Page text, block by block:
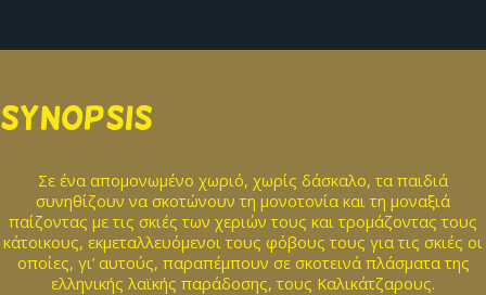
SYNOPSIS
Σε ένα απομονωμένο χωριό, χωρίς δάσκαλο, τα παιδιά
συνηθίζουν να σκοτώνουν τη μονοτονία και τη μοναξιά
παίζοντας με τις σκιές των χεριών τους και τρομάζοντας τους
κάτοικους, εκμεταλλευόμενοι τους φόβους τους για τις σκιές οι
οποίες, γι’ αυτούς, παραπέμπουν σε σκοτεινά πλάσματα της
ελληνικής λαϊκής παράδοσης, τους Καλικάτζαρους.